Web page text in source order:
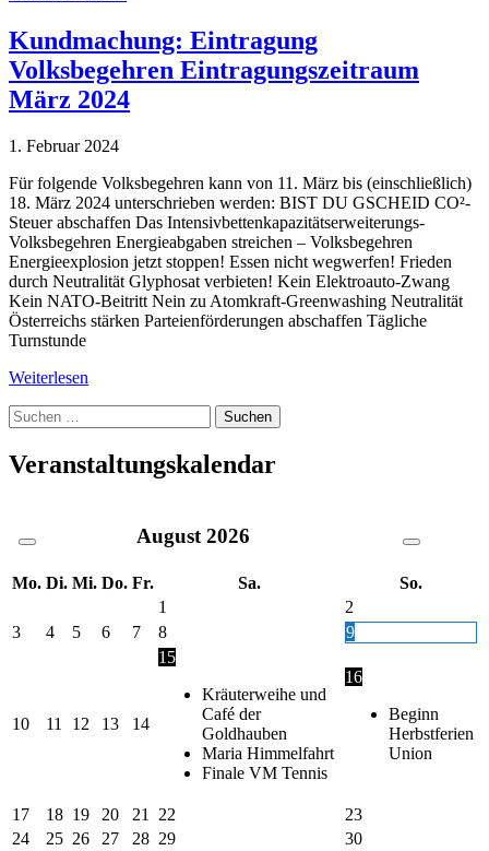
Kundmachung: Eintragung
Volksbegehren Eintragungszeitraum
März 2024
1. Februar 2024
Für folgende Volksbegehren kann von 11. März bis (einschließlich)
18. März 2024 unterschrieben werden: BIST DU GSCHEID CO²-
Steuer abschaffen Das Intensivbettenkapazitätserweiterungs-
Volksbegehren Energieabgaben streichen – Volksbegehren
Energieexplosion jetzt stoppen! Essen nicht wegwerfen! Frieden
durch Neutralität Glyphosat verbieten! Kein Elektroauto-Zwang
Kein NATO-Beitritt Nein zu Atomkraft-Greenwashing Neutralität
Österreichs stärken Parteienförderungen abschaffen Tägliche
Turnstunde
Weiterlesen
Suche
nach:
Veranstaltungskalendar
August 2026
Mo. Di. Mi. Do. Fr. Sa.
So.
1
2
3
4 5 6 7 8 9
10 11 12 13 14
15
Kräuterweihe und
Café der
Goldhauben
Maria Himmelfahrt
Finale VM Tennis
16
Beginn
Herbstferien
Union
17 18 19 20 21 22
23
24
25 26 27 28 29
30